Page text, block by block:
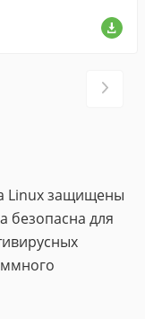
Linux защищены
безопасна для